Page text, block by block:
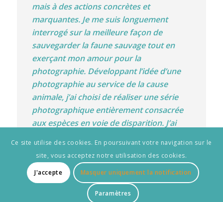
mais à des actions concrètes et
marquantes. Je me suis longuement
interrogé sur la meilleure façon de
sauvegarder la faune sauvage tout en
exerçant mon amour pour la
photographie. Développant l’idée d’une
photographie au service de la cause
animale, j’ai choisi de réaliser une série
photographique entièrement consacrée
aux espèces en voie de disparition. J’ai
groupes d’animaux. L’objectif étant de
représenter toute la diversité du vivant et
de faire prendre conscience aux gens de
la gravité de la menace qui s’applique à
Ce site utilise des cookies. En poursuivant votre navigation sur le
site, vous acceptez notre utilisation des cookies.
J'accepte Masquer uniquement la notification
Paramètres